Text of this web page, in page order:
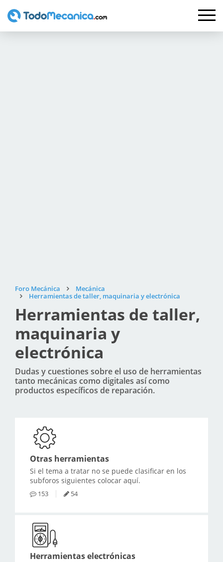
Foro Mecánica
Mecánica
Herramientas de taller, maquinaria y electrónica
Herramientas de taller,
maquinaria y
electrónica
Dudas y cuestiones sobre el uso de herramientas
tanto mecánicas como digitales así como
productos específicos de reparación.
Otras herramientas
Si el tema a tratar no se puede clasificar en los
subforos siguientes colocar aquí.
153 54
Herramientas electrónicas